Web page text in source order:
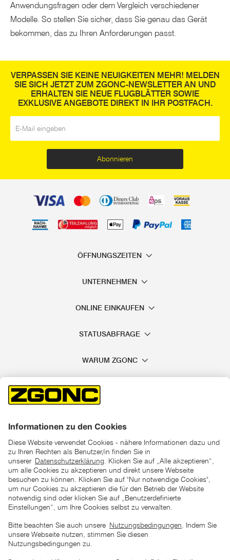
Anwendungsfragen oder dem Vergleich verschiedener
Modelle. So stellen Sie sicher, dass Sie genau das Gerät
bekommen, das zu Ihren Anforderungen passt.
VERPASSEN SIE KEINE NEUIGKEITEN MEHR! MELDEN
SIE SICH JETZT ZUM ZGONC-NEWSLETTER AN UND
ERHALTEN SIE NEUE FLUGBLÄTTER SOWIE
EXKLUSIVE ANGEBOTE DIREKT IN IHR POSTFACH.
Abonnieren
ÖFFNUNGSZEITEN
UNTERNEHMEN
ONLINE EINKAUFEN
STATUSABFRAGE
WARUM ZGONC
*der "statt"-Preis ist der niedrigste von uns in den letzten 30
Tagen vor Beginn dieser Aktion verlangte Preis
unter den UVP Preisen auf dieser Website sind die
zu verstehen